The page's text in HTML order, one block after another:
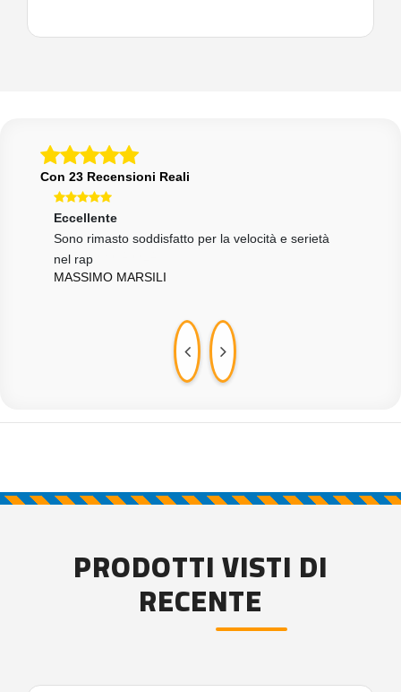
Con 23 Recensioni Reali
Eccellente
Sono rimasto soddisfatto per la velocità e serietà
nel rap
MASSIMO MARSILI
PRODOTTI VISTI DI
RECENTE